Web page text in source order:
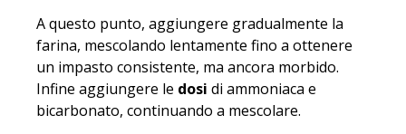
A questo punto, aggiungere gradualmente la
farina, mescolando lentamente fino a ottenere
un impasto consistente, ma ancora morbido.
Infine aggiungere le dosi di ammoniaca e
bicarbonato, continuando a mescolare.